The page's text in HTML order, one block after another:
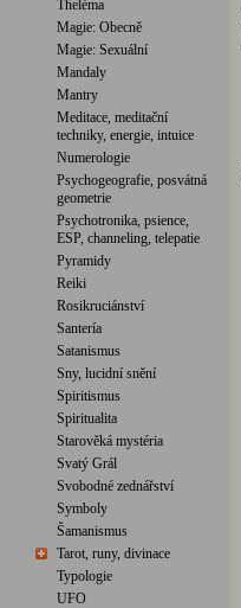
Theléma
Magie: Obecně
Magie: Sexuální
Mandaly
Mantry
Meditace, meditační
techniky, energie, intuice
Numerologie
Psychogeografie, posvátná
geometrie
Psychotronika, psience,
ESP, channeling, telepatie
Pyramidy
Reiki
Rosikruciánství
Santería
Satanismus
Sny, lucidní snění
Spiritismus
Spiritualita
Starověká mystéria
Svatý Grál
Svobodné zednářství
Symboly
Šamanismus
Tarot, runy, divinace
Typologie
UFO